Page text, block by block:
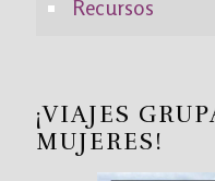
Recursos
¡VIAJES
MUJERES!